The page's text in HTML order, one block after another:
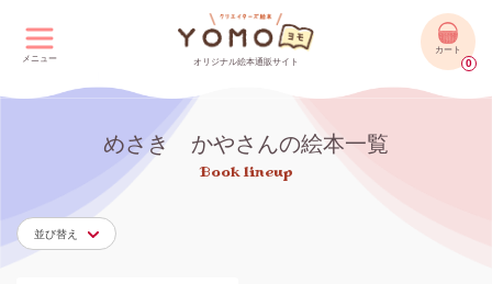
メニュー オリジナル絵本通販サイト
カート
0
めさき かやさんの絵本一覧
Book lineup
並び替え